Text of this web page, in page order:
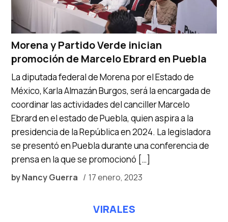
Morena y Partido Verde inician
promoción de Marcelo Ebrard en Puebla
byNancy Guerra 17 enero, 2023
La diputada federal de Morena por el Estado de
México, Karla Almazán Burgos, será la encargada de
coordinar las actividades del canciller Marcelo
Ebrard en el estado de Puebla, quien aspira a la
presidencia de la República en 2024. La legisladora
se presentó en Puebla durante una conferencia de
prensa en la que se promocionó […]
VIRALES